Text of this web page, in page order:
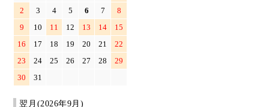
2
3 4 5 6 7
8
9
10 11 12 13 14
15
16
17 18 19 20 21
22
23
24 25 26 27 28
29
30
31
翌月(2026年9月)